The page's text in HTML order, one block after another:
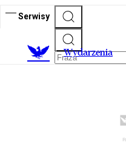
Serwisy
Wydarzenia